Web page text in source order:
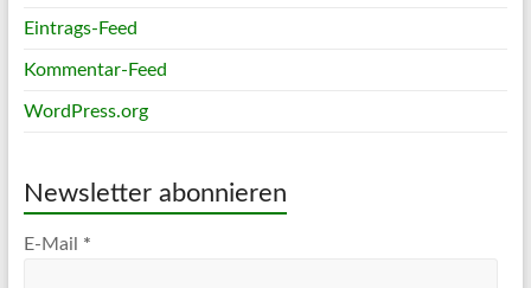
Eintrags-Feed
Kommentar-Feed
WordPress.org
Newsletter abonnieren
E-Mail *